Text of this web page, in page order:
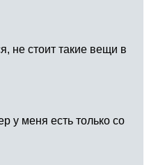
не стоит такие вещи в
у меня есть только со